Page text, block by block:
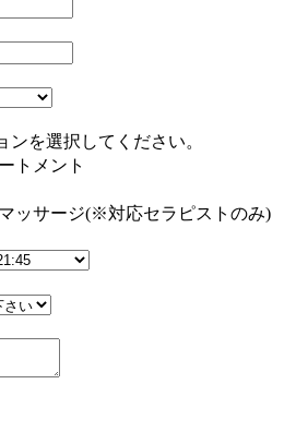
ンを選択してください。
トメント
ッサージ(※対応セラピストのみ)